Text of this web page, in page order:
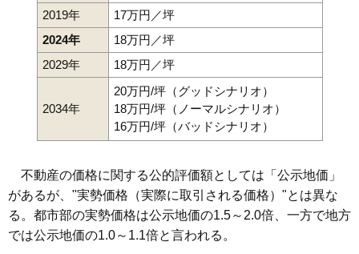
2019年
17万円／坪
2024年
18万円／坪
2029年
18万円／坪
2034年
20万円/坪（グッドシナリオ）
18万円/坪（ノーマルシナリオ）
16万円/坪（バッドシナリオ）
不動産の価格に関する公的評価額としては「公示地価」
があるが、"実勢価格（実際に取引される価格）"とは異な
る。都市部の実勢価格は公示地価の1.5～2.0倍、一方で地方
では公示地価の1.0～1.1倍と言われる。